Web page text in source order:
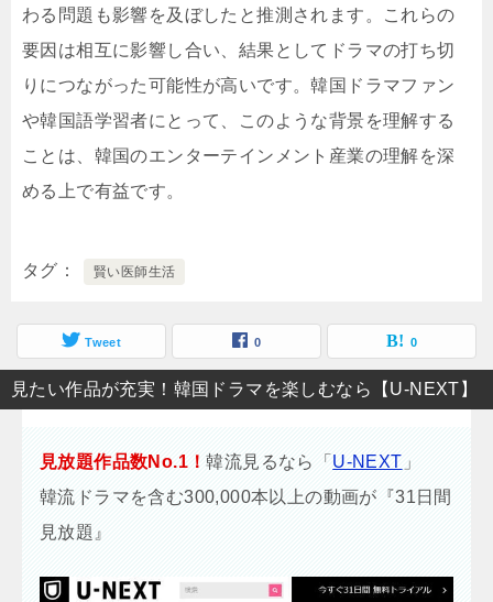
わる問題も影響を及ぼしたと推測されます。これらの
要因は相互に影響し合い、結果としてドラマの打ち切
りにつながった可能性が高いです。韓国ドラマファン
や韓国語学習者にとって、このような背景を理解する
ことは、韓国のエンターテインメント産業の理解を深
める上で有益です。
タグ 賢い医師生活
Tweet 0 0
⾒たい作品が充実！韓国ドラマを楽しむなら【U-NEXT】
見放題作品数No.1！韓流見るなら「 U-NEXT 」
韓流ドラマを含む300,000本以上の動画が『31日間
見放題』